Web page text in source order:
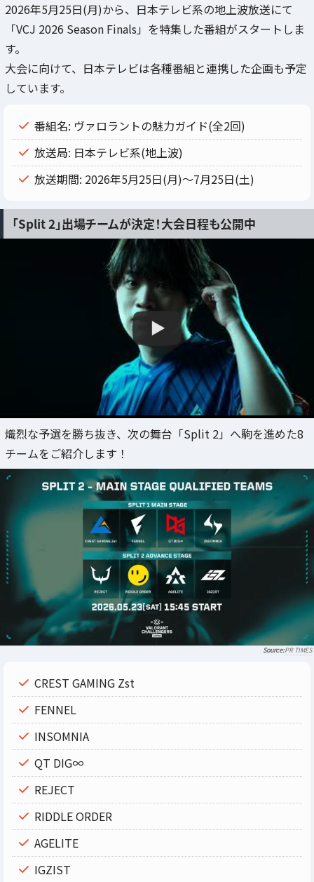
2026年5月25日(月)から、日本テレビ系の地上波放送にて
「VCJ 2026 Season Finals」を特集した番組がスタートしま
す。
大会に向けて、日本テレビは各種番組と連携した企画も予定
しています。
番組名: ヴァロラントの魅力ガイド(全2回)
放送局: 日本テレビ系(地上波)
放送期間: 2026年5月25日(月)〜7月25日(土)
「Split 2」出場チームが決定！大会日程も公開中
熾烈な予選を勝ち抜き、次の舞台「Split 2」へ駒を進めた8
チームをご紹介します！
PR TIMES
CREST GAMING Zst
FENNEL
INSOMNIA
QT DIG∞
REJECT
RIDDLE ORDER
AGELITE
IGZIST